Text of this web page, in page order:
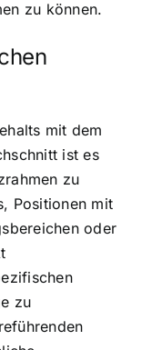
zu können.
mit dem
ist es
zu
Positionen mit
oder
zu